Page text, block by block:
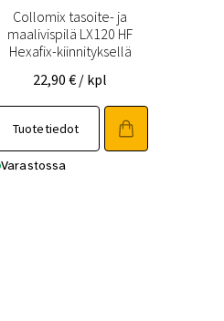
Collomix tasoite- ja
maalivispilä LX120 HF
Hexafix-kiinnityksellä
22,90€ / kpl
Tuotetiedot
Varastossa